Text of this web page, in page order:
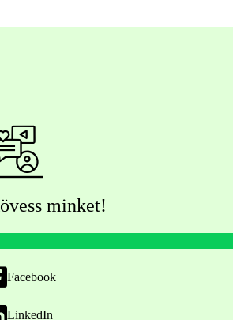
minket!
Facebook
LinkedIn